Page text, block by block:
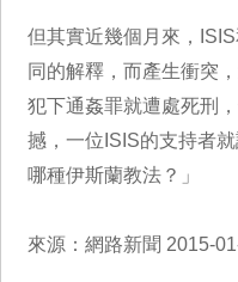
但其實近幾個月來，
同的解釋，而產生衝突
犯下通姦罪就遭處死刑
撼，一位ISIS的支持者
哪種伊斯蘭教法？」
來源：網路新聞 2015-